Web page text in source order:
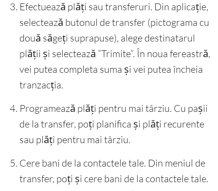
Efectuează plăți sau transferuri. Din aplicație,
selectează butonul de transfer (pictograma cu
două săgeți suprapuse), alege destinatarul
plății și selectează ”Trimite”. În noua fereastră,
vei putea completa suma și vei putea încheia
tranzacția.
Programează plăți pentru mai târziu. Cu pașii
de la transfer, poți planifica și plăți recurente
sau plăți pentru mai târziu.
Cere bani de la contactele tale. Din meniul de
transfer, poți și cere bani de la contactele tale.